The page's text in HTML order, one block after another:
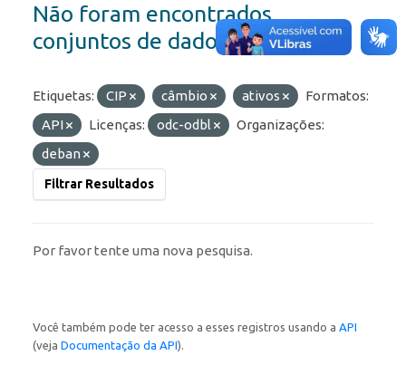
Não foram encontrados
conjuntos de dados
Etiquetas: CIP câmbio ativos
Formatos:
API
Licenças: odc-odbl
Organizações:
deban
Filtrar Resultados
Por favor tente uma nova pesquisa.
Você também pode ter acesso a esses registros usando a API
(veja Documentação da API).